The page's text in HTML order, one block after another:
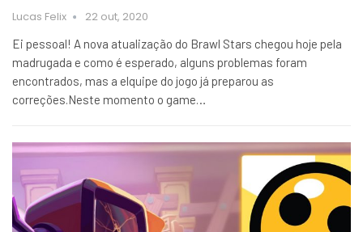
Lucas Felix 22 out, 2020
Ei pessoal! A nova atualização do Brawl Stars chegou hoje pela
madrugada e como é esperado, alguns problemas foram
encontrados, mas a elquipe do jogo já preparou as
correções.Neste momento o game…